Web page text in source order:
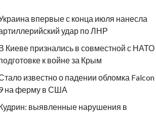
впервые с конца июля нанесла
удар по ЛНР
Киеве признались в совместной с НАТО
к войне за Крым
известно о падении обломка Falcon
на ферму в США
выявленные нарушения в